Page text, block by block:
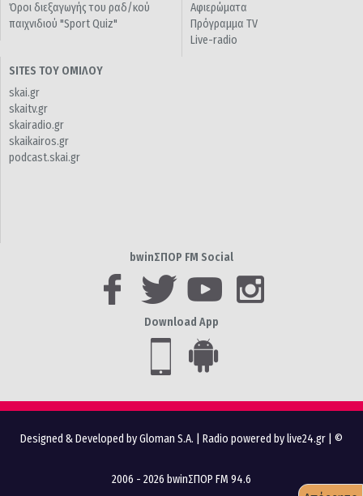
Όροι διεξαγωγής του ραδ/κού
παιχνιδιού "Sport Quiz"
Αφιερώματα
Πρόγραμμα TV
Live-radio
SITES ΤΟΥ ΟΜΙΛΟΥ
skai.gr
skaitv.gr
skairadio.gr
skaikairos.gr
podcast.skai.gr
bwinΣΠΟΡ FM Social
Download App
Designed & Developed by Gloman S.A. Radio powered by live24.gr | ©
2006 - 2026 bwinΣΠΟΡ FM 94.6